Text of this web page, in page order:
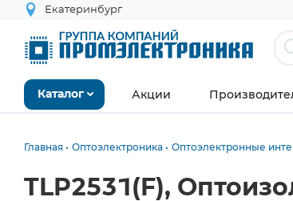
Екатеринбург
Каталог Акции
Главная Оптоэлектроника Оптоэлектронные
TLP2531(F),